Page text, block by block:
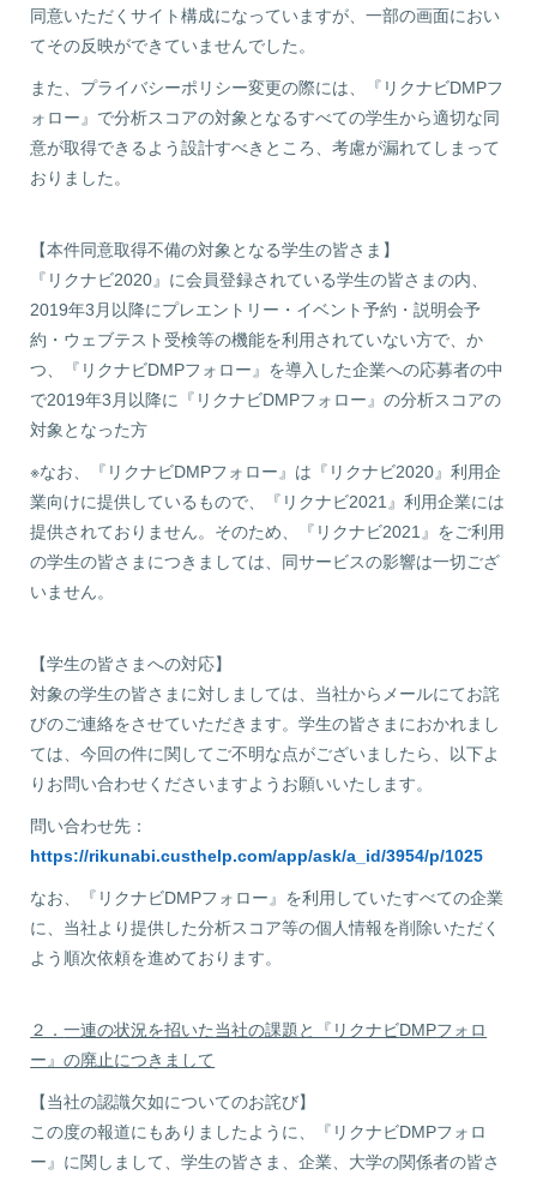
同意いただくサイト構成になっていますが、一部の画面におい
てその反映ができていませんでした。
また、プライバシーポリシー変更の際には、『リクナビDMPフ
ォロー』で分析スコアの対象となるすべての学生から適切な同
意が取得できるよう設計すべきところ、考慮が漏れてしまって
おりました。
【本件同意取得不備の対象となる学生の皆さま】
『リクナビ2020』に会員登録されている学生の皆さまの内、
2019年3月以降にプレエントリー・イベント予約・説明会予
約・ウェブテスト受検等の機能を利用されていない方で、か
つ、『リクナビDMPフォロー』を導入した企業への応募者の中
で2019年3月以降に『リクナビDMPフォロー』の分析スコアの
対象となった方
※なお、『リクナビDMPフォロー』は『リクナビ2020』利用企
業向けに提供しているもので、『リクナビ2021』利用企業には
提供されておりません。そのため、『リクナビ2021』をご利用
の学生の皆さまにつきましては、同サービスの影響は一切ござ
いません。
【学生の皆さまへの対応】
対象の学生の皆さまに対しましては、当社からメールにてお詫
びのご連絡をさせていただきます。学生の皆さまにおかれまし
ては、今回の件に関してご不明な点がございましたら、以下よ
りお問い合わせくださいますようお願いいたします。
問い合わせ先：
https://rikunabi.custhelp.com/app/ask/a_id/3954/p/1025
なお、『リクナビDMPフォロー』を利用していたすべての企業
に、当社より提供した分析スコア等の個人情報を削除いただく
よう順次依頼を進めております。
２．一連の状況を招いた当社の課題と『リクナビDMPフォロ
ー』の廃止につきまして
【当社の認識欠如についてのお詫び】
この度の報道にもありましたように、『リクナビDMPフォロ
ー』に関しまして、学生の皆さま、企業、大学の関係者の皆さ